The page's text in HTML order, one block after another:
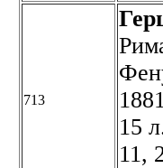
713
15
11,